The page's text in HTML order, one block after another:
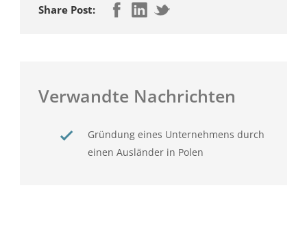
Share Post:
Verwandte Nachrichten
Gründung eines Unternehmens durch
einen Ausländer in Polen